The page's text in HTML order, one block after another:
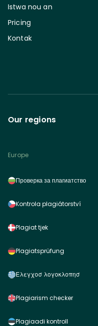
Istwa nou an
Pricing
Kontak
Our regions
Europe
Проверка за плагиатство
Kontrola plagiátorství
Plagiat tjek
Plagiatsprüfung
Ελεγχοσ λογοκλοπησ
Plagiarism checker
Plagiaadi kontroll